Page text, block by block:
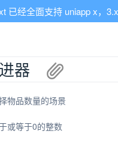
已经全面支持 uniapp x，
器
物品数量的场景
或等于0的整数